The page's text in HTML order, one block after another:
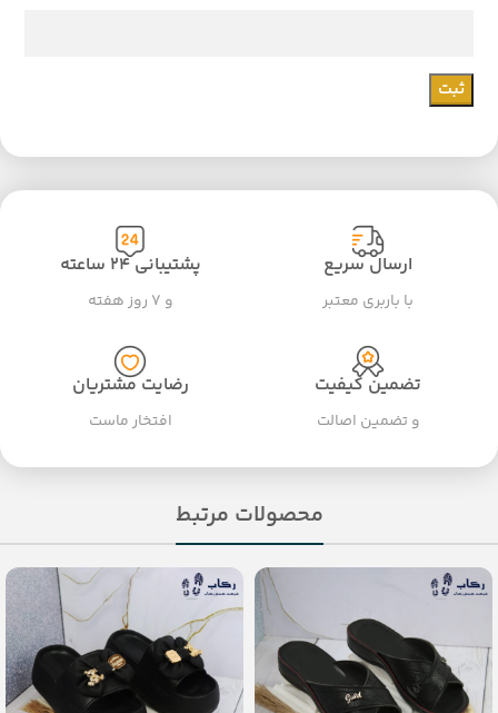
ارسال سریع
با باربری معتبر
پشتیبانی ۲۴ ساعته
و ۷ روز هفته
تضمین کیفیت
و تضمین اصالت
رضایت مشتریان
افتخار ماست
محصولات مرتبط